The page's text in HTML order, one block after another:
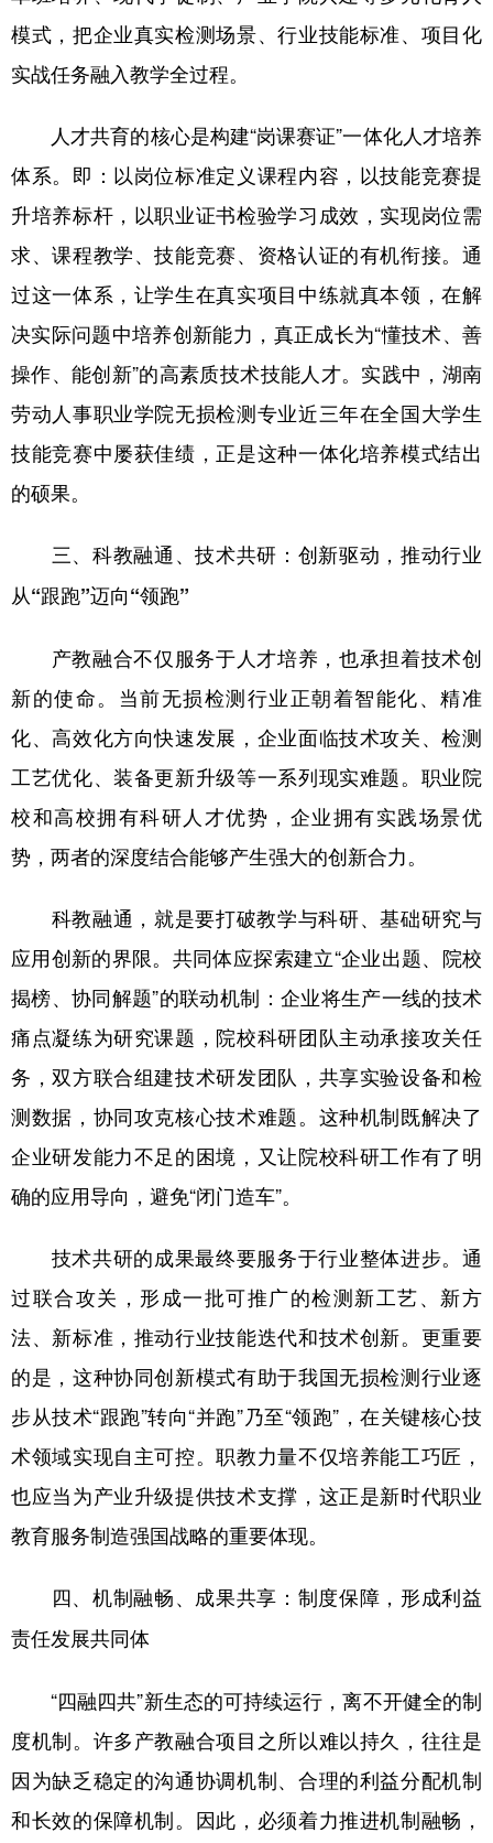
模式，把企业真实检测场景、行业技能标准、项目化
实战任务融入教学全过程。
人才共育的核心是构建“岗课赛证”一体化人才培养
体系。即：以岗位标准定义课程内容，以技能竞赛提
升培养标杆，以职业证书检验学习成效，实现岗位需
求、课程教学、技能竞赛、资格认证的有机衔接。通
过这一体系，让学生在真实项目中练就真本领，在解
决实际问题中培养创新能力，真正成长为“懂技术、善
操作、能创新”的高素质技术技能人才。实践中，湖南
劳动人事职业学院无损检测专业近三年在全国大学生
技能竞赛中屡获佳绩，正是这种一体化培养模式结出
的硕果。
三、科教融通、技术共研：创新驱动，推动行业
从“跟跑”迈向“领跑”
产教融合不仅服务于人才培养，也承担着技术创
新的使命。当前无损检测行业正朝着智能化、精准
化、高效化方向快速发展，企业面临技术攻关、检测
工艺优化、装备更新升级等一系列现实难题。职业院
校和高校拥有科研人才优势，企业拥有实践场景优
势，两者的深度结合能够产生强大的创新合力。
科教融通，就是要打破教学与科研、基础研究与
应用创新的界限。共同体应探索建立“企业出题、院校
揭榜、协同解题”的联动机制：企业将生产一线的技术
痛点凝练为研究课题，院校科研团队主动承接攻关任
务，双方联合组建技术研发团队，共享实验设备和检
测数据，协同攻克核心技术难题。这种机制既解决了
企业研发能力不足的困境，又让院校科研工作有了明
确的应用导向，避免“闭门造车”。
技术共研的成果最终要服务于行业整体进步。通
过联合攻关，形成一批可推广的检测新工艺、新方
法、新标准，推动行业技能迭代和技术创新。更重要
的是，这种协同创新模式有助于我国无损检测行业逐
步从技术“跟跑”转向“并跑”乃至“领跑”，在关键核心技
术领域实现自主可控。职教力量不仅培养能工巧匠，
也应当为产业升级提供技术支撑，这正是新时代职业
教育服务制造强国战略的重要体现。
四、机制融畅、成果共享：制度保障，形成利益
责任发展共同体
“四融四共”新生态的可持续运行，离不开健全的制
度机制。许多产教融合项目之所以难以持久，往往是
因为缺乏稳定的沟通协调机制、合理的利益分配机制
和长效的保障机制。因此，必须着力推进机制融畅，